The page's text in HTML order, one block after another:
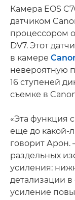
Камера EOS
датчиком
процессором
DV7. Этот
в камере
невероятную
16 ступеней
съемке в
«Эта функция
еще до какой-
говорит Арон.
раздельных
усиления:
детализации в
усиление